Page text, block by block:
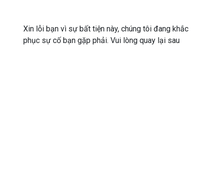
Xin lỗi bạn vì sự bất tiện này, chúng tôi đang khắc
phục sự cố bạn gặp phải. Vui lòng quay lại sau